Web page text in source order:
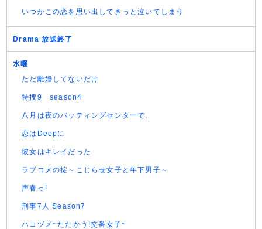
いつかこの恋を思い出してきっと泣いてしまう
Drama 放送終了
水曜
ただ離婚してないだけ
特捜9 season4
八月は夜のバッティングセンターで。
恋はDeepに
彼女はキレイだった
ラブコメの掟～こじらせ女子と年下男子～
声春っ!
刑事7人 Season7
ハコヅメ~たたかう!交番女子~